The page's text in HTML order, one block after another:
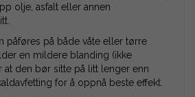
olje, asfalt eller annen
påføres på både våte eller tørre
en mildere blanding (ikke
at den bør sitte på litt lenger enn
for å oppnå beste effekt.